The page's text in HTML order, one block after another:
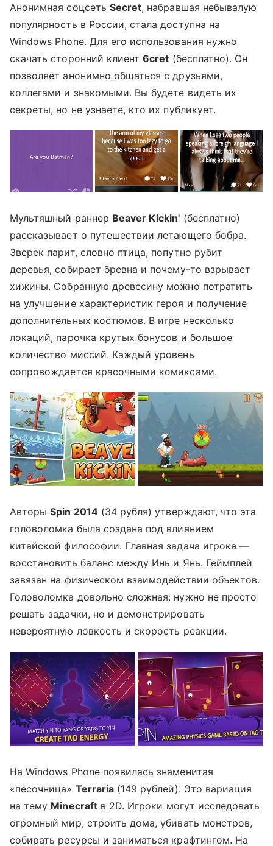
Анонимная соцсеть Secret, набравшая небывалую
популярность в России, стала доступна на
Windows Phone. Для его использования нужно
скачать сторонний клиент6cret (бесплатно). Он
позволяет анонимно общаться с друзьями,
коллегами и знакомыми. Вы будете видеть их
секреты, но не узнаете, кто их публикует.
Мультяшный раннер Beaver Kickin' (бесплатно)
рассказывает о путешествии летающего бобра.
Зверек парит, словно птица, попутно рубит
деревья, собирает бревна и почему-то взрывает
хижины. Собранную древесину можно потратить
на улучшение характеристик героя и получение
дополнительных костюмов. В игре несколько
локаций, парочка крутых бонусов и большое
количество миссий. Каждый уровень
сопровождается красочными комиксами.
АвторыSpin 2014(34 рубля) утверждают, что эта
головоломка была создана под влиянием
китайской философии. Главная задача игрока —
восстановить баланс между Инь и Янь. Геймплей
завязан на физическом взаимодействии объектов.
Головоломка довольно сложная: нужно не просто
решать задачки, но и демонстрировать
невероятную ловкость и скорость реакции.
На Windows Phone появилась знаменитая
«песочница» Terraria(149 рублей). Это вариация
на тему Minecraftв 2D. Игроки могут исследовать
огромный мир, строить дома, убивать монстров,
собирать ресурсы и заниматься крафтингом. На